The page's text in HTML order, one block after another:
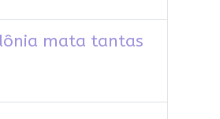
mata tantas